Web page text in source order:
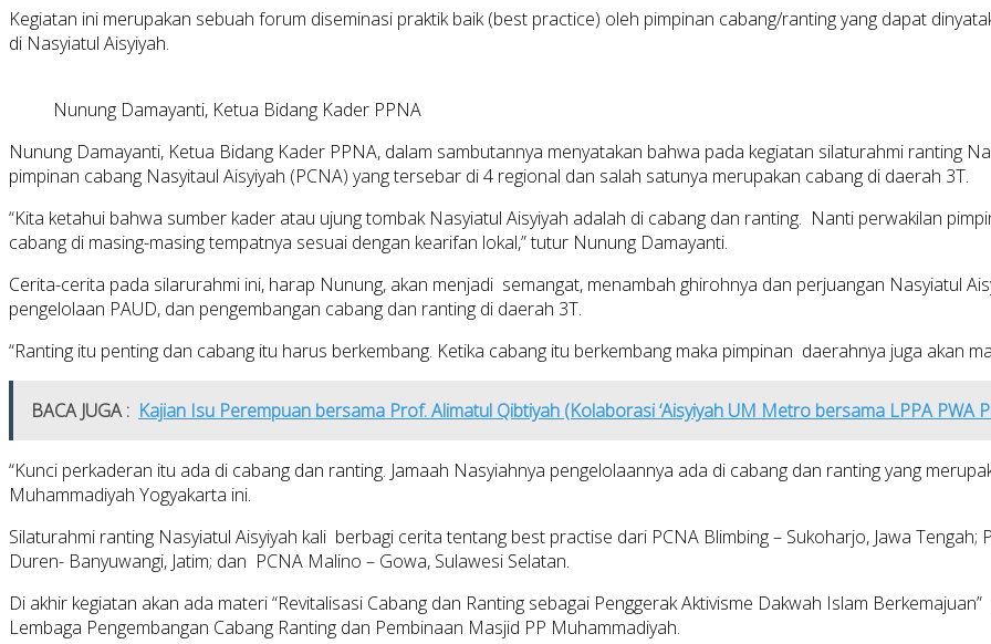
Kegiatan ini merupakan sebuah forum diseminasi praktik baik (best practice) oleh pimpinan cabang/ranting yang dapat
di Nasyiatul Aisyiyah.
Nunung Damayanti, Ketua Bidang Kader PPNA
Nunung Damayanti, Ketua Bidang Kader PPNA, dalam sambutannya menyatakan bahwa pada kegiatan silaturahmi ranting
pimpinan cabang Nasyitaul Aisyiyah (PCNA) yang tersebar di 4 regional dan salah satunya merupakan cabang di daerah 3T.
“Kita ketahui bahwa sumber kader atau ujung tombak Nasyiatul Aisyiyah adalah di cabang dan ranting. Nanti perwakilan
cabang di masing-masing tempatnya sesuai dengan kearifan lokal,” tutur Nunung Damayanti.
Cerita-cerita pada silarurahmi ini, harap Nunung, akan menjadi semangat, menambah ghirohnya dan perjuangan Nasyiatul
pengelolaan PAUD, dan pengembangan cabang dan ranting di daerah 3T.
“Ranting itu penting dan cabang itu harus berkembang. Ketika cabang itu berkembang maka pimpinan daerahnya juga akan
BACA JUGA : Kajian Isu Perempuan bersama Prof. Alimatul Qibtiyah (Kolaborasi ‘Aisyiyah UM Metro bersama LPPA PWA
“Kunci perkaderan itu ada di cabang dan ranting. Jamaah Nasyiahnya pengelolaannya ada di cabang dan ranting yang
Muhammadiyah Yogyakarta ini.
Silaturahmi ranting Nasyiatul Aisyiyah kali berbagi cerita tentang best practise dari PCNA Blimbing – Sukoharjo, Jawa Tengah;
Duren- Banyuwangi, Jatim; dan PCNA Malino – Gowa, Sulawesi Selatan.
Di akhir kegiatan akan ada materi “Revitalisasi Cabang dan Ranting sebagai Penggerak Aktivisme Dakwah Islam
Lembaga Pengembangan Cabang Ranting dan Pembinaan Masjid PP Muhammadiyah.